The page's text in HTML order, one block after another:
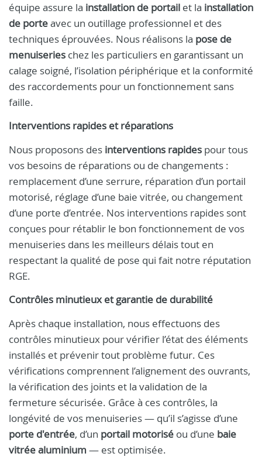
équipe assure la installation de portail et la installation
de porteavec un outillage professionnel et des
techniques éprouvées. Nous réalisons la pose de
menuiseries chez les particuliers en garantissant un
calage soigné, l’isolation périphérique et la conformité
des raccordements pour un fonctionnement sans
faille.
Interventions rapides et réparations
Nous proposons des interventions rapides pour tous
vos besoins de réparations ou de changements :
remplacement d’une serrure, réparation d’un portail
motorisé, réglage d’une baie vitrée, ou changement
d’une porte d’entrée. Nos interventions rapides sont
conçues pour rétablir le bon fonctionnement de vos
menuiseries dans les meilleurs délais tout en
respectant la qualité de pose qui fait notre réputation
RGE.
Contrôles minutieux et garantie de durabilité
Après chaque installation, nous effectuons des
contrôles minutieux pour vérifier l’état des éléments
installés et prévenir tout problème futur. Ces
vérifications comprennent l’alignement des ouvrants,
la vérification des joints et la validation de la
fermeture sécurisée. Grâce à ces contrôles, la
longévité de vos menuiseries — qu’il s’agisse d’une
porte d'entrée, d’un portail motorisé ou d’une baie
vitrée aluminium— est optimisée.